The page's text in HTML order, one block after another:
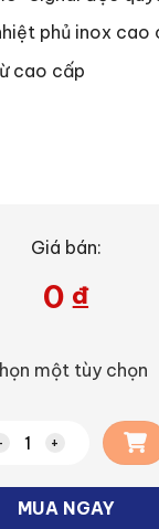
phủ inox cao
cao cấp
Giá bán:
0 ₫
chiên chống
MUA NGAY